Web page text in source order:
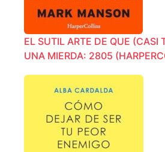
EL SUTIL ARTE DE QUE (CASI
UNA MIERDA: 2805